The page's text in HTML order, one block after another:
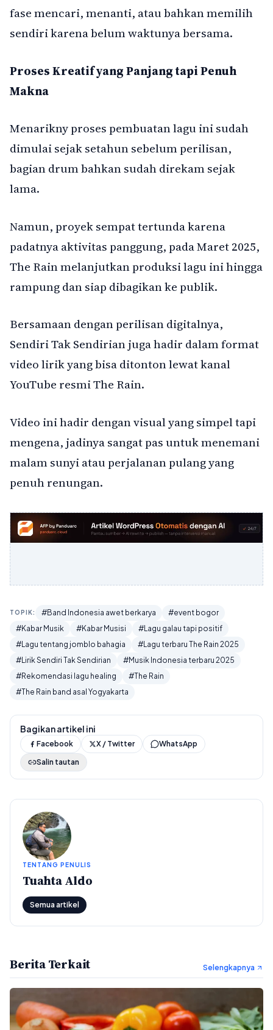
fase mencari, menanti, atau bahkan memilih
sendiri karena belum waktunya bersama.
Proses Kreatif yang Panjang tapi Penuh
Makna
Menarikny proses pembuatan lagu ini sudah
dimulai sejak setahun sebelum perilisan,
bagian drum bahkan sudah direkam sejak
lama.
Namun, proyek sempat tertunda karena
padatnya aktivitas panggung, pada Maret 2025,
The Rain melanjutkan produksi lagu ini hingga
rampung dan siap dibagikan ke publik.
Bersamaan dengan perilisan digitalnya,
Sendiri Tak Sendirian juga hadir dalam format
video lirik yang bisa ditonton lewat kanal
YouTube resmi The Rain.
Video ini hadir dengan visual yang simpel tapi
mengena, jadinya sangat pas untuk menemani
malam sunyi atau perjalanan pulang yang
penuh renungan.
TOPIK: #Band Indonesia awet berkarya
#event bogor
#Kabar Musik
#Kabar Musisi
#Lagu galau tapi positif
#Lagu tentang jomblo bahagia
#Lagu terbaru The Rain 2025
#Lirik Sendiri Tak Sendirian
#Musik Indonesia terbaru 2025
#Rekomendasi lagu healing
#The Rain
#The Rain band asal Yogyakarta
Bagikan artikel ini
Facebook X / Twitter
WhatsApp
Salin tautan
TENTANG PENULIS
Tuahta Aldo
Semua artikel
Berita Terkait Selengkapnya